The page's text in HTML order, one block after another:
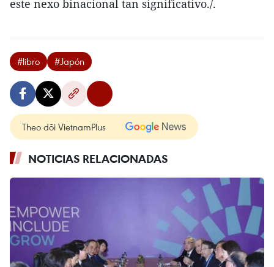
este nexo binacional tan significativo./.
#libro #Japón
Theo dõi VietnamPlus
NOTICIAS RELACIONADAS